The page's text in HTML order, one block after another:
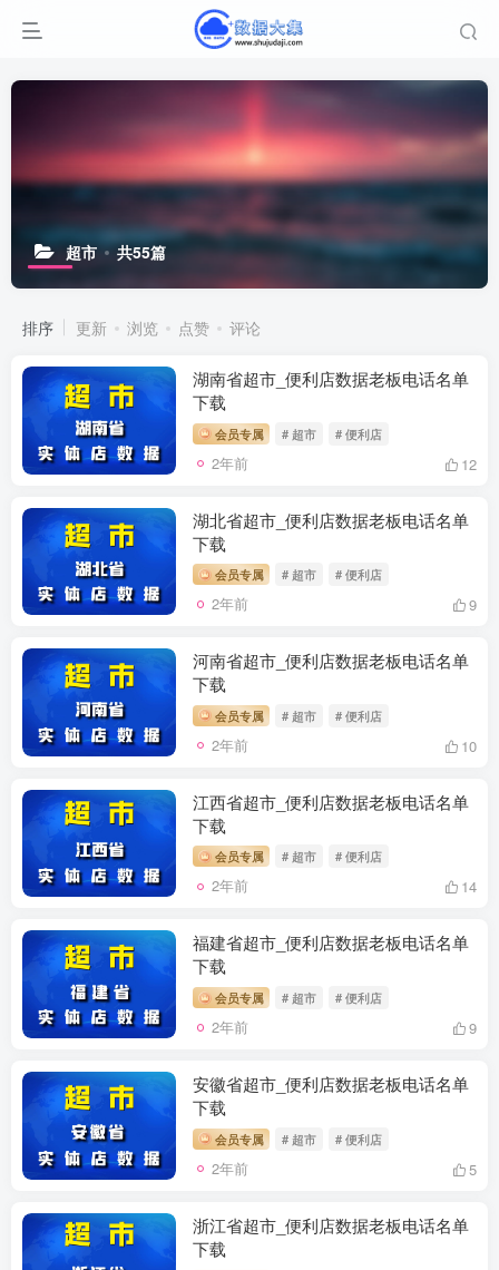
超市 共55篇
排序 更新 浏览 点赞 评论
湖南省超市_便利店数据老板电话名单
下载
会员专属 # 超市 # 便利店
2年前 12
湖北省超市_便利店数据老板电话名单
下载
会员专属 # 超市 # 便利店
2年前 9
河南省超市_便利店数据老板电话名单
下载
会员专属 # 超市 # 便利店
2年前 10
江西省超市_便利店数据老板电话名单
下载
会员专属 # 超市 # 便利店
2年前 14
福建省超市_便利店数据老板电话名单
下载
会员专属 # 超市 # 便利店
2年前 9
安徽省超市_便利店数据老板电话名单
下载
会员专属 # 超市 # 便利店
2年前 5
浙江省超市_便利店数据老板电话名单
下载